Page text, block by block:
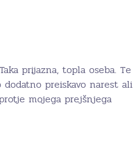
prijazna, topla oseba. Te
preiskavo narest ali
mojega prejšnjega